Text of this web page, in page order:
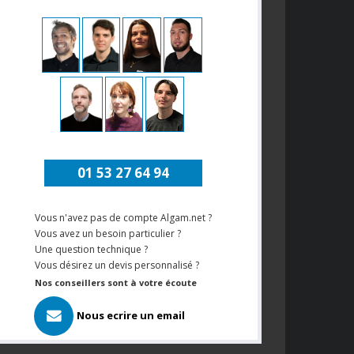
01 53 27 64 94
Vous n'avez pas de compte Algam.net ?
Vous avez un besoin particulier ?
Une question technique ?
Vous désirez un devis personnalisé ?
Nos conseillers sont à votre écoute
Nous ecrire un email